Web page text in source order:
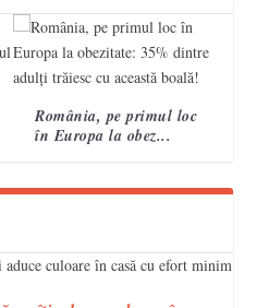
România, pe primul loc
în Europa la obez...